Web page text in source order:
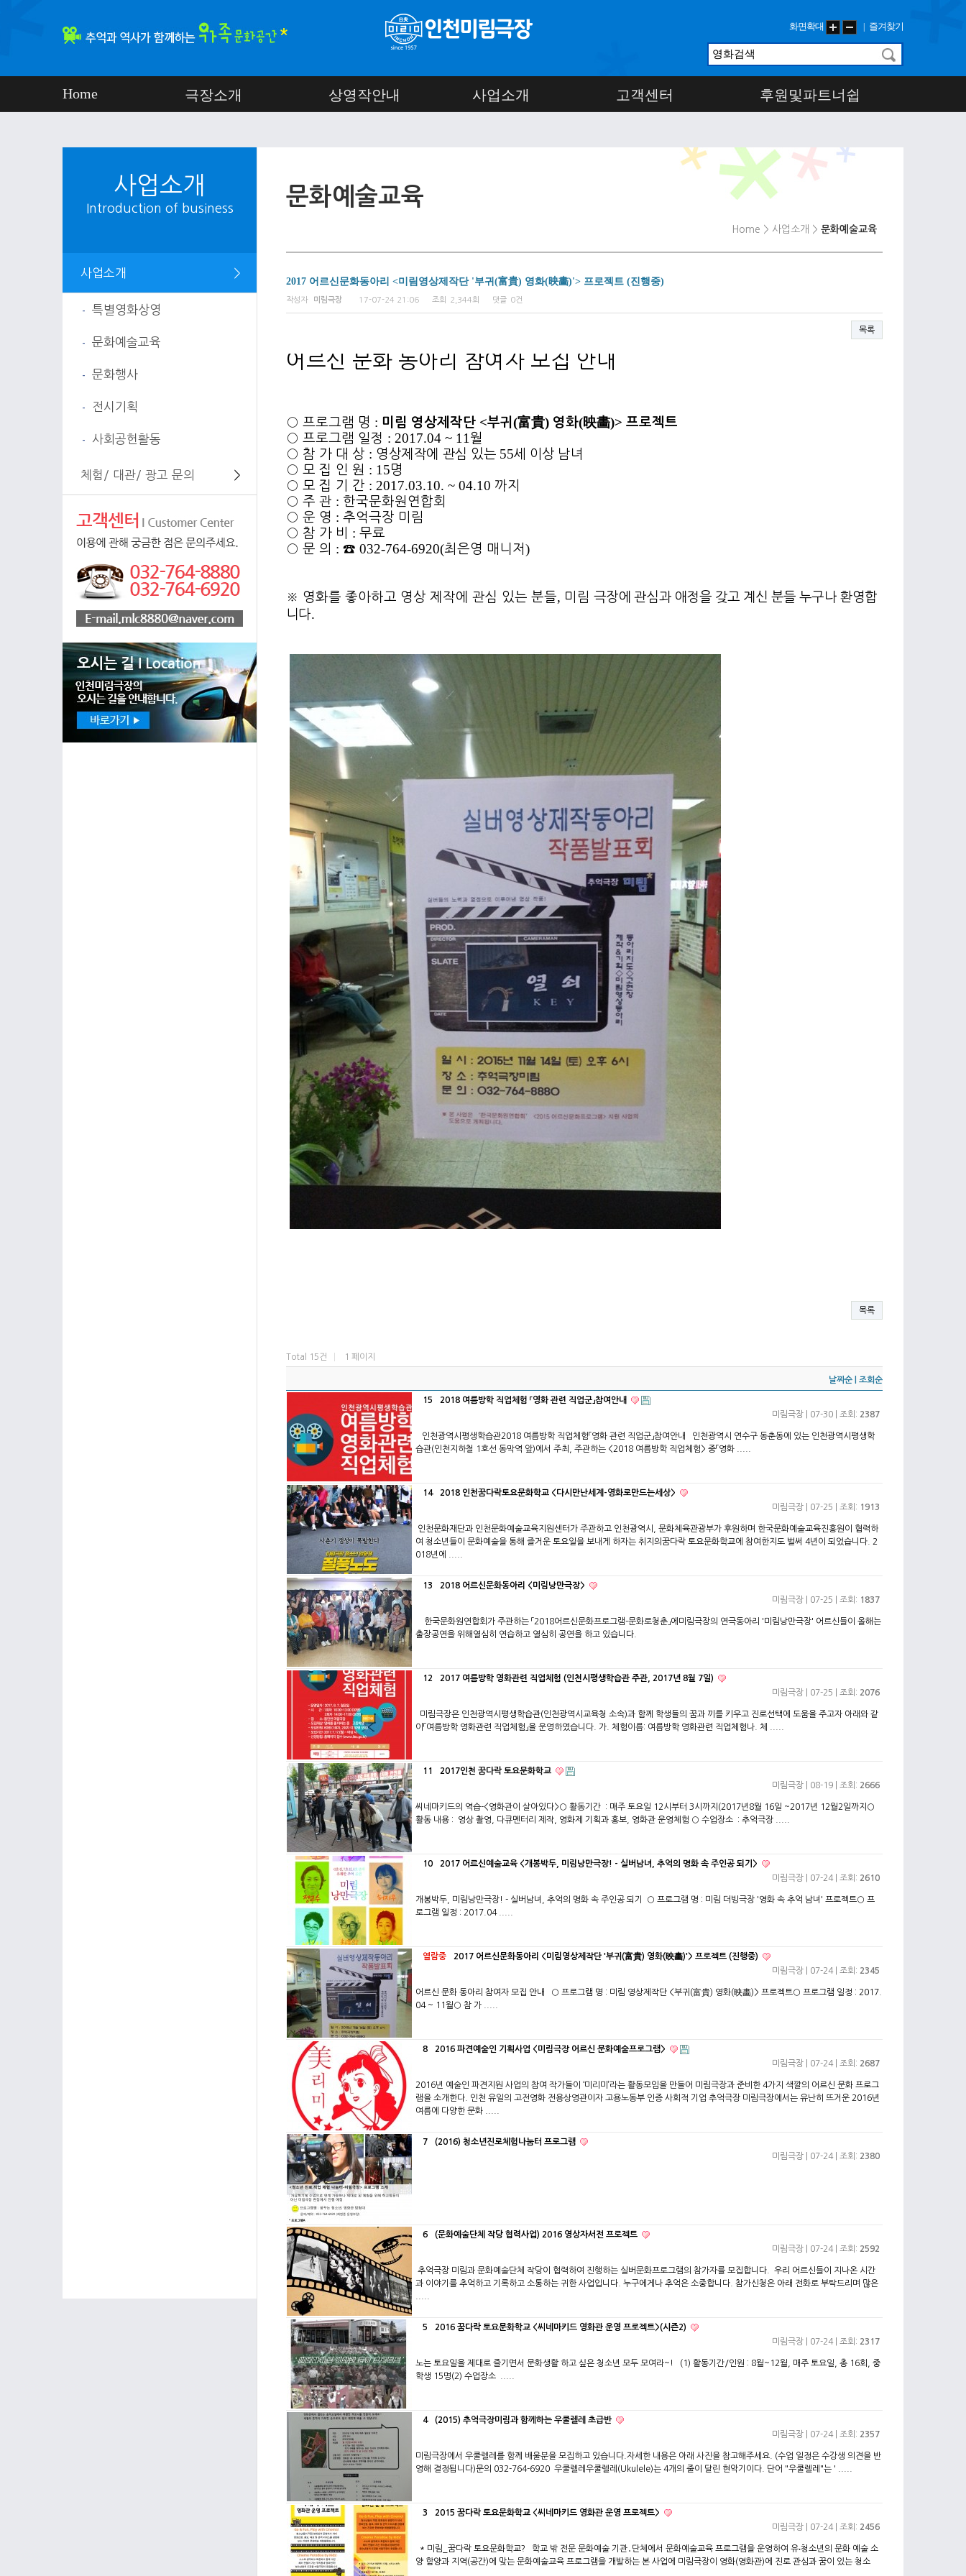
화면확대 즐겨찾기
Home 극장소개 상영작안내 사업소개 고객센터 후원및파트너쉽
사업소개
Introduction of business
사업소개 ＞
- 특별영화상영
- 문화예술교육
- 문화행사
- 전시기획
- 사회공헌활동
체험/ 대관/ 광고 문의 ＞
문화예술교육
Home > 사업소개 > 문화예술교육
2017 어르신문화동아리 <미림영상제작단 '부귀(富貴) 영화(映畵)'> 프로젝트 (진행중)
페이지 정보
작성자 미림극장 17-07-24 21:06 조회 2,344회 댓글 0건
목록
어르신 문화 동아리 참여자 모집 안내
○ 프로그램 명 : 미림 영상제작단 <부귀 (富貴) 영화(映畵)> 프로젝트
○ 프로그램 일정 : 2017.04 ~ 11 월
○ 참 가 대 상 : 영상제작에 관심 있는 55세 이상 남녀
○ 모 집 인 원 : 15명
○ 모 집 기 간 : 2017.03.10. ~ 04.10 까지
○ 주 관 : 한국문화원연합회
○ 운 영 : 추억극장 미림
○ 참 가 비 : 무료
○ 문 의 : ☎ 032-764-6920(최은영 매니저 )
※ 영화를 좋아하고 영상 제작에 관심 있는 분들, 미림 극장에 관심과 애정을 갖고 계신 분들 누구나 환영합
니다.
목록
Total 15건 1 페이지
날짜순 조회순
15
2018 여름방학 직업체험 「영화 관련 직업군」참여안내
미림극장 | 07-30 | 조회: 2387
인천광역시평생학습관​2018 여름방학 직업체험「영화 관련 직업군」참여안내 인천광역시 연수구 동춘동에 있는 인천광역시평생학
습관(인천지하철 1호선 동막역 앞)에서 주최, 주관하는 <2018 여름방학 직업체험> 중「영화 .....
14
2018 인천꿈다락토요문화학교 <다시만난세계-영화로만드는세상>
미림극장 | 07-25 | 조회: 1913
인천문화재단과 인천문화예술교육지원센터가 주관하고 인천광역시, 문화체육관광부가 후원하며 한국문화예술교육진흥원이 협력하
여 청소년들이 문화예술을 통해 즐거운 토요일을 보내게 하자는 취지의꿈다락 토요문화학교에 참여한지도 벌써 4년이 되었습니다. 2
018년에 .....
13
2018 어르신문화동아리 <미림낭만극장>
미림극장 | 07-25 | 조회: 1837
한국문화원연합회가 주관하는 「2018어르신문화프로그램-문화로청춘」에미림극장의 연극동아리 '미림낭만극장' 어르신들이 올해는
출장공연을 위해열심히 연습하고 열심히 공연을 하고 있습니다.
12
2017 여름방학 영화관련 직업체험 (인천시평생학습관 주관, 2017년 8월 7일)
미림극장 | 07-25 | 조회: 2076
미림극장은 인천광역시평생학습관(인천광역시교육청 소속)과 함께 학생들의 꿈과 끼를 키우고 진로선택에 도움을 주고자 아래와 같
이「여름방학 영화관련 직업체험」을 운영하였습니다. 가. 체험이름: 여름방학 영화관련 직업체험나. 체 .....
11
2017인천 꿈다락 토요문화학교
미림극장 | 08-19 | 조회: 2666
씨네마키드의 역습-<영화관이 살아있다>○ 활동기간 : 매주 토요일 12시부터 3시까지(2017년8월 16일 ~2017년 12월2일까지○
활동 내용 : 영상 촬영, 다큐멘터리 제작, 영화제 기획과 홍보, 영화관 운영체험 ○ 수업장소 : 추억극장 .....
10
2017 어르신예술교육 <개봉박두, 미림낭만극장! - 실버남녀, 추억의 명화 속 주인공 되기>
미림극장 | 07-24 | 조회: 2610
개봉박두, 미림낭만극장! ​- 실버남녀, 추억의 명화 속 주인공 되기 ○ 프로그램 명 : 미림 더빙극장 '영화 속 추억 남녀' 프로젝트○ 프
로그램 일정 : 2017.04 .....
열람중
2017 어르신문화동아리 <미림영상제작단 '부귀(富貴) 영화(映畵)'> 프로젝트 (진행중)
미림극장 | 07-24 | 조회: 2345
어르신 문화 동아리 참여자 모집 안내 ○ 프로그램 명 : 미림 영상제작단 <부귀(富貴) 영화(映畵)> 프로젝트○ 프로그램 일정 : 2017.
04 ~ 11월○ 참 가 .....
8
2016 파견예술인 기획사업 <미림극장 어르신 문화예술프로그램>
미림극장 | 07-24 | 조회: 2687
2016년 예술인 파견지원 사업의 참여 작가들이 ‘미리미’라는 활동모임을 만들어 미림극장과 준비한 4가지 색깔의 어르신 문화 프로그
램을 소개한다. 인천 유일의 고전영화 전용상영관이자 고용노동부 인증 사회적 기업 추억극장 미림극장에서는 유난히 뜨거운 2016년
여름에 다양한 문화 .....
7
(2016) 청소년진로체험나눔터 프로그램
미림극장 | 07-24 | 조회: 2380
6
(문화예술단체 작당 협력사업) 2016 영상자서전 프로젝트
미림극장 | 07-24 | 조회: 2592
추억극장 미림과 문화예술단체 작당이 협력하여 진행하는 실버문화프로그램의 참가자를 모집합니다. 우리 어르신들이 지나온 시간
과 이야기를 추억하고 기록하고 소통하는 귀한 사업입니다. 누구에게나 추억은 소중합니다. 참가신청은 아래 전화로 부탁드리며 많은
5
2016 꿈다락 토요문화학교 <씨네마키드 영화관 운영 프로젝트>(시즌2)
미림극장 | 07-24 | 조회: 2317
노는 토요일을 제대로 즐기면서 문화생활 하고 싶은 청소년 모두 모여라~! (1) 활동기간/인원 : 8월~12월, 매주 토요일, 총 16회, 중
학생 15명(2) 수업장소 .....
4
(2015) 추억극장미림과 함께하는 우쿨렐레 초급반
미림극장 | 07-24 | 조회: 2357
미림극장에서 우쿨렐레를 함께 배울분을 모집하고 있습니다.자세한 내용은 아래 사진을 참고해주세요. (수업 일정은 수강생 의견을 반
영해 결정됩니다)문의 032-764-6920 우쿨렐레우쿨렐레(Ukulele)는 4개의 줄이 달린 현악기이다. 단어 "우쿨렐레"는 ' .....
3
2015 꿈다락 토요문화학교 <씨네마키드 영화관 운영 프로젝트>
미림극장 | 07-24 | 조회: 2456
* 미림_꿈다락 토요문화학교? 학교 밖 전문 문화예술 기관․단체에서 문화예술교육 프로그램을 운영하여 유‧청소년의 문화 예술 소
양 함양과 지역(공간)에 맞는 문화예술교육 프로그램을 개발하는 본 사업에 미림극장이 영화(영화관)에 진로 관심과 꿈이 있는 청소